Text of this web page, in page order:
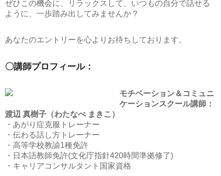
ぜひこの機会に、リラックスして、いつもの自分で話せる
ように、一歩踏み出してみませんか？
あなたのエントリーを心よりお待ちしております。
〇講師プロフィール：
モチベーション＆コミュニ
ケーションスクール講師：
渡辺 真樹子（わたなべ まきこ）
・あがり症克服トレーナー
・伝わる話し方トレーナー
・高等学校教諭1種免許
・日本語教師免許(文化庁指針420時間準拠修了)
・キャリアコンサルタント国家資格